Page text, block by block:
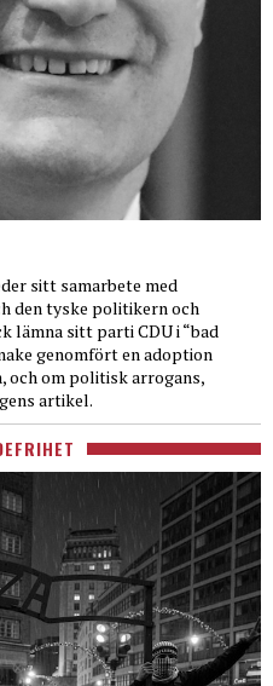
sitt samarbete med
den tyske politikern och
lämna sitt parti CDU i “bad
genomfört en adoption
och om politisk arrogans,
artikel.